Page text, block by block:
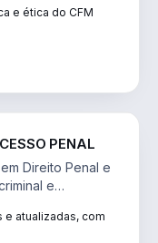
e ética do CFM
PENAL
Direito Penal e
e
e atualizadas, com